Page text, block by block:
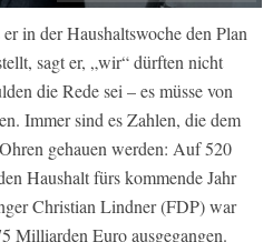
in der Haushaltswoche den Plan
sagt er, „wir“ dürften nicht
die Rede sei – es müsse von
Immer sind es Zahlen, die dem
gehauen werden: Auf 520
Haushalt fürs kommende Jahr
Christian Lindner (FDP) war
Milliarden Euro ausgegangen.